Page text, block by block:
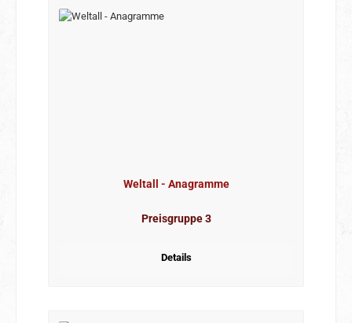
Weltall - Anagramme
Preisgruppe 3
Details